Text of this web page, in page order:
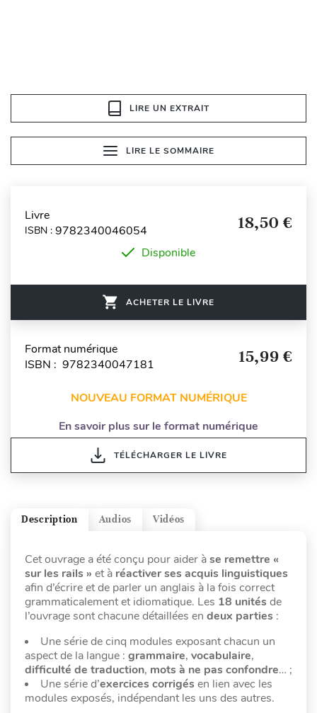
LIRE UN EXTRAIT
LIRE LE SOMMAIRE
Livre
ISBN : 9782340046054 18,50 €
Disponible
ACHETER LE LIVRE
Format numérique
ISBN : 9782340047181
15,99 €
NOUVEAU FORMAT NUMÉRIQUE
En savoir plus sur le format numérique
TÉLÉCHARGER LE LIVRE
Vidéos
Audios
Description
Cet ouvrage a été conçu pour aider àse remettre «
sur les rails » et à réactiver ses acquis linguistiques
afin d’écrire et de parler un anglais à la fois correct
grammaticalement et idiomatique. Les 18 unités de
l’ouvrage sont chacune détaillées en deux parties :
Une série de cinq modules exposant chacun un
aspect de la langue : grammaire, vocabulaire,
difficulté de traduction, mots à ne pas confondre… ;
Une série d’exercices corrigés en lien avec les
modules exposés, indépendant les uns des autres.